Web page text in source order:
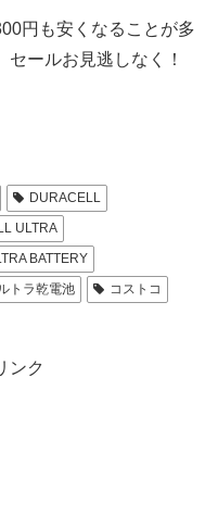
円も安くなることが多
ールお見逃しなく！
DURACELL
ULTRA
BATTERY
トラ乾電池
コストコ
ンク